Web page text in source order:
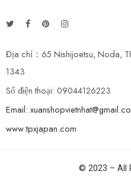
Địa chỉ：65 Nishijoetsu, Noda,
1343
Số điện thoại: 09044126223
Email:
www:tpxjapan.com
© 2023 – All